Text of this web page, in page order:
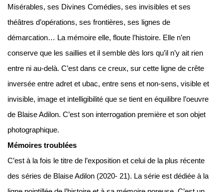
Misérables, ses Divines Comédies, ses invisibles et ses
théâtres d’opérations, ses frontières, ses lignes de
démarcation… La mémoire elle, floute l’histoire. Elle n’en
conserve que les saillies et il semble dès lors qu’il n’y ait rien
entre ni au-delà. C’est dans ce creux, sur cette ligne de crête
inversée entre adret et ubac, entre sens et non-sens, visible et
invisible, image et intelligibilité que se tient en équilibre l’oeuvre
de Blaise Adilon. C’est son interrogation première et son objet
photographique.
Mémoires troublées
C’est à la fois le titre de l’exposition et celui de la plus récente
des séries de Blaise Adilon (2020- 21). La série est dédiée à la